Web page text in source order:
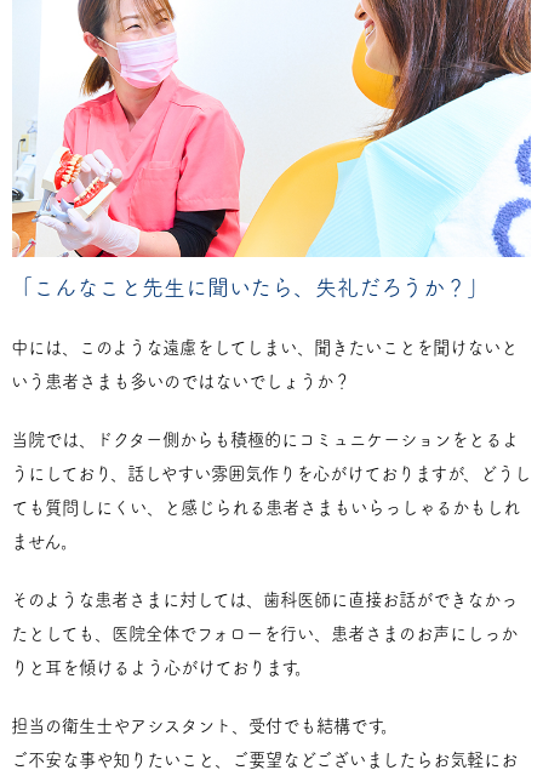
「こんなこと先生に聞いたら、失礼だろうか？」
中には、このような遠慮をしてしまい、聞きたいことを聞けないと
いう患者さまも多いのではないでしょうか？
当院では、ドクター側からも積極的にコミュニケーションをとるよ
うにしており、話しやすい雰囲気作りを心がけておりますが、どうし
ても質問しにくい、と感じられる患者さまもいらっしゃるかもしれ
ません。
そのような患者さまに対しては、歯科医師に直接お話ができなかっ
たとしても、医院全体でフォローを行い、患者さまのお声にしっか
りと耳を傾けるよう心がけております。
担当の衛生士やアシスタント、受付でも結構です。
ご不安な事や知りたいこと、ご要望などございましたらお気軽にお